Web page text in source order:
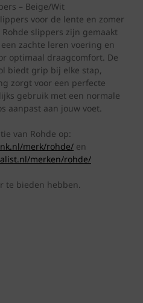
– Beige/Wit
voor de lente en zomer
slippers zijn gemaakt
zachte leren voering en
optimaal draagcomfort. De
biedt grip bij elke stap,
zorgt voor een perfecte
gebruik met een normale
aanpast aan jouw voet.
van Rohde op:
merk/rohde/ en
merken/rohde/
te bieden hebben.